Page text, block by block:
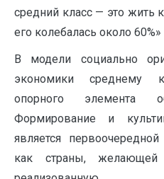
средний класс — это жить
его колебалась около 60%»
В модели социально
экономики среднему
опорного элемента
Формирование и
является
как страны,